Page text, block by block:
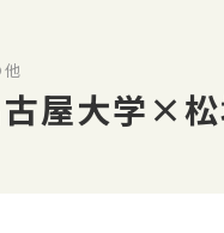
他
屋大学×松